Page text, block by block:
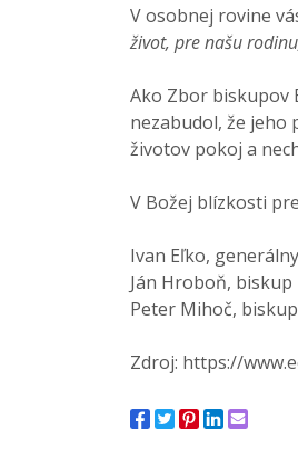
V osobnej rovine
život, pre našu
Ako Zbor biskupov
nezabudol, že jeho
životov pokoj a
V Božej blízkosti
Ivan Eľko,
Ján Hroboň,
Peter Mihoč,
Zdroj: https://